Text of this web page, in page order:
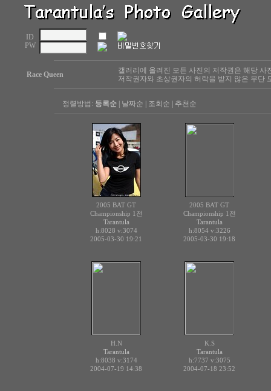
ID
PW
Race Queen
갤러리에 올려진 모든 사진의 저작권은 해당
저작권자와 초상권자의 허락을 받지 않은 무단
정렬방법: 등록순 날짜순 조회순 추천순
2005 BAT GT
Championship 1전
Tarantula
h:8028 v:3074
2005-03-30 19:21
2005 BAT GT
Championship 1전
Tarantula
h:8054 v:3226
2005-03-30 19:18
H.N
Tarantula
h:8038 v:3174
2004-07-19 14:38
K.S
Tarantula
h:7737 v:3075
2004-07-18 23:52